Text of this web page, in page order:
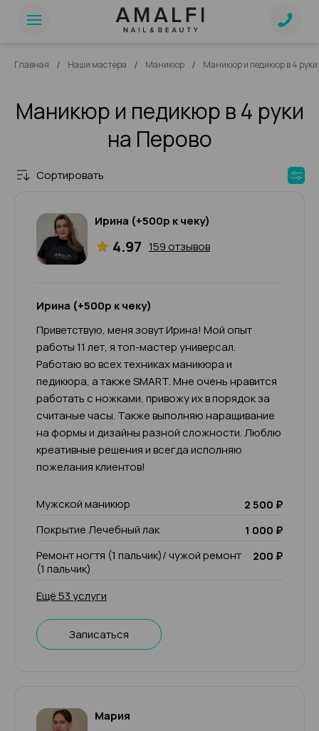
Главная / Наши мастера / Маникюр / Маникюр и педикюр в 4 руки
Маникюр и педикюр в 4 руки
на Перово
Сортировать
Ирина (+500р к чеку)
4.97 159 отзывов
Ирина (+500р к чеку)
Приветствую, меня зовут Ирина! Мой опыт
работы 11 лет, я топ-мастер универсал.
Работаю во всех техниках маникюра и
педикюра, а также SMART. Мне очень нравится
работать с ножками, привожу их в порядок за
считаные часы. Также выполняю наращивание
на формы и дизайны разной сложности. Люблю
креативные решения и всегда исполняю
пожелания клиентов!
Мужской маникюр
2 500 ₽
Покрытие Лечебный лак
1 000 ₽
Ремонт ногтя (1 пальчик)/ чужой ремонт
(1 пальчик)
200 ₽
Ещё 53 услуги
Записаться
Мария